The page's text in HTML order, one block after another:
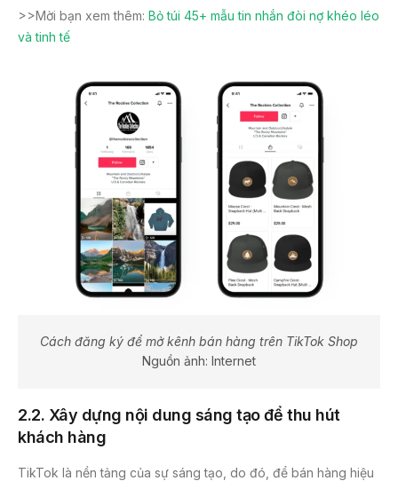
>>Mời bạn xem thêm: Bỏ túi 45+ mẫu tin nhắn đòi nợ khéo léo
và tinh tế
Cách đăng ký để mở kênh bán hàng trên TikTok Shop
Nguồn ảnh: Internet
2.2. Xây dựng nội dung sáng tạo để thu hút
khách hàng
TikTok là nền tảng của sự sáng tạo, do đó, để bán hàng hiệu